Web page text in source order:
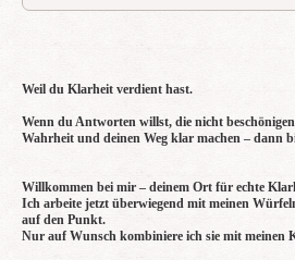
Weil du Klarheit verdient hast.
Wenn du Antworten willst, die nicht
Wahrheit und deinen Weg klar machen – dann
Willkommen bei mir – deinem Ort für echte
Ich arbeite jetzt überwiegend mit meinen
auf den Punkt.
Nur auf Wunsch kombiniere ich sie mit meinen